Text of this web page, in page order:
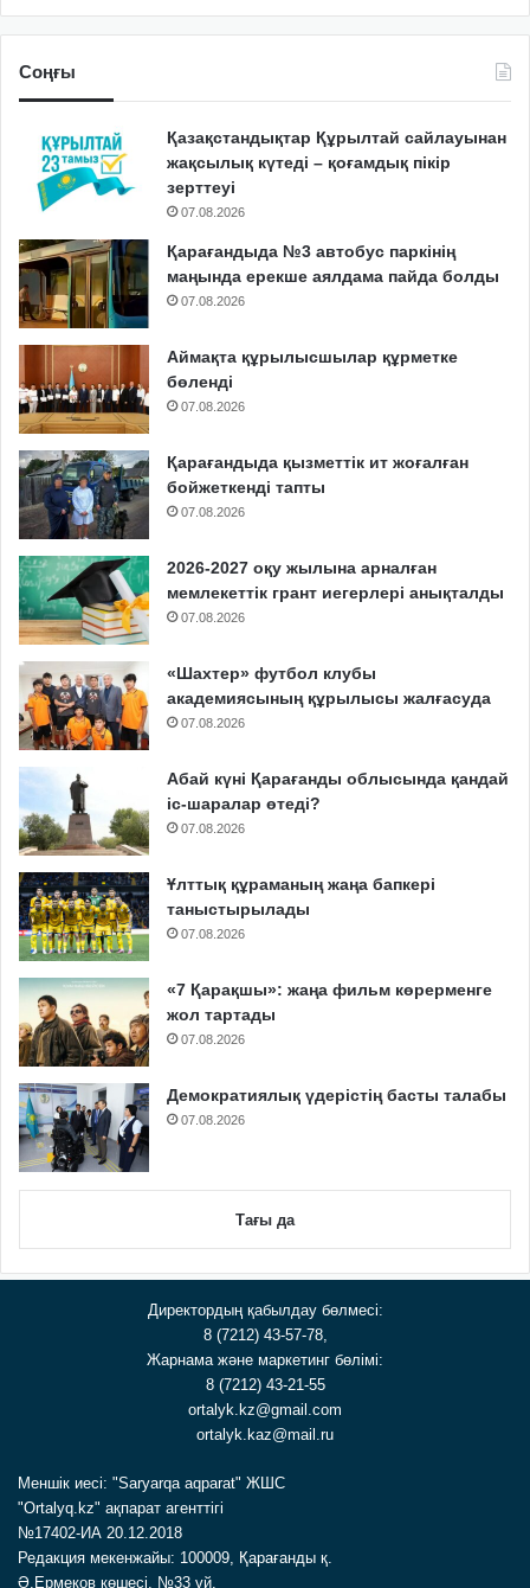
Соңғы
Қазақстандықтар Құрылтай сайлауынан
жақсылық күтеді – қоғамдық пікір
зерттеуі
07.08.2026
Қарағандыда №3 автобус паркінің
маңында ерекше аялдама пайда болды
07.08.2026
Аймақта құрылысшылар құрметке
бөленді
07.08.2026
Қарағандыда қызметтік ит жоғалған
бойжеткенді тапты
07.08.2026
2026-2027 оқу жылына арналған
мемлекеттік грант иегерлері анықталды
07.08.2026
«Шахтер» футбол клубы
академиясының құрылысы жалғасуда
07.08.2026
Абай күні Қарағанды облысында қандай
іс-шаралар өтеді?
07.08.2026
Ұлттық құраманың жаңа бапкері
таныстырылады
07.08.2026
«7 Қарақшы»: жаңа фильм көрерменге
жол тартады
07.08.2026
Демократиялық үдерістің басты талабы
07.08.2026
Тағы да
Директордың қабылдау бөлмесі:
8 (7212) 43-57-78,
Жарнама және маркетинг бөлімі:
8 (7212) 43-21-55
ortalyk.kz@gmail.com
ortalyk.kaz@mail.ru
Меншік иесі: "Saryarqa aqparat" ЖШС
"Ortalyq.kz" ақпарат агенттігі
№17402-ИА 20.12.2018
Редакция мекенжайы: 100009, Қарағанды қ.
Ә.Ермеков көшесі, №33 үй.